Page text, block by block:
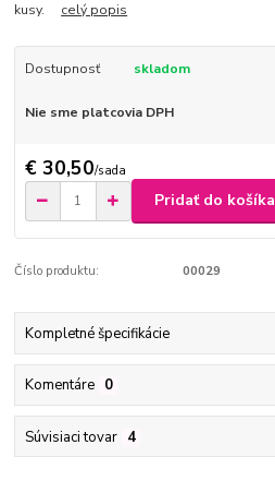
kusy. celý popis
Dostupnosť skladom
Nie sme platcovia DPH
€ 30,50/sada
Pridať do košíka
Číslo produktu: 00029
Kompletné špecifikácie
Komentáre 0
Súvisiaci tovar 4